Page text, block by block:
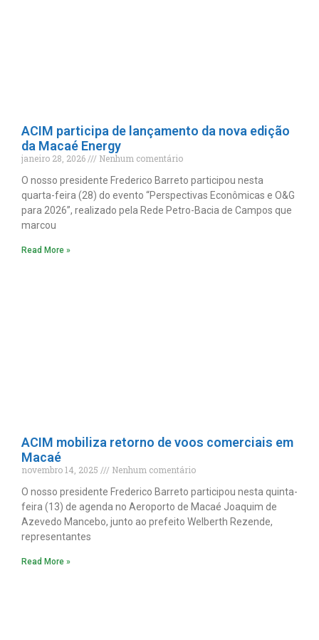
ACIM participa de lançamento da nova edição
da Macaé Energy
janeiro 28, 2026
Nenhum comentário
O nosso presidente Frederico Barreto participou nesta
quarta-feira (28) do evento “Perspectivas Econômicas e O&G
para 2026”, realizado pela Rede Petro-Bacia de Campos que
marcou
Read More »
ACIM mobiliza retorno de voos comerciais em
Macaé
novembro 14, 2025
Nenhum comentário
O nosso presidente Frederico Barreto participou nesta quinta-
feira (13) de agenda no Aeroporto de Macaé Joaquim de
Azevedo Mancebo, junto ao prefeito Welberth Rezende,
representantes
Read More »